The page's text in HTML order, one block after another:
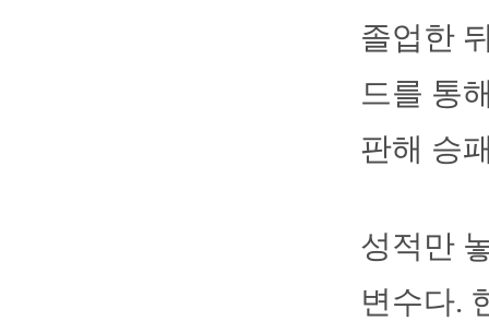
졸업한
드를 통
판해 승
성적만
변수다.